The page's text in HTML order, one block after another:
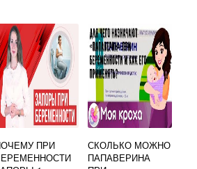
ПРИ
СКОЛЬКО МОЖНО
ПАПАВЕРИНА